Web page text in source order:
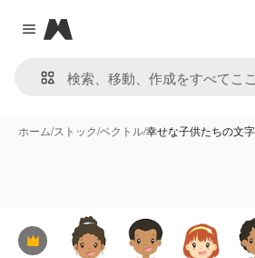
Close menu
Magnific
ホーム/ストック/ベクトル/幸せな子供たちの文
Premium